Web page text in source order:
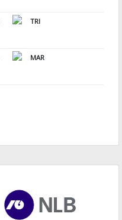
TRI
MAR